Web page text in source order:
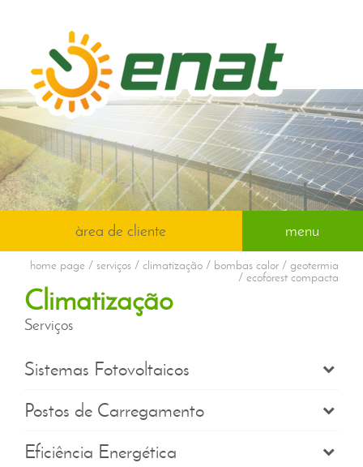
àrea de cliente menu
home page / serviços / climatização / bombas calor / geotermia
/ ecoforest compacta
Climatização
Serviços
Sistemas Fotovoltaicos
Postos de Carregamento
Eficiência Energética